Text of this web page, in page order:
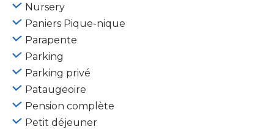
Nursery
Paniers Pique-nique
Parapente
Parking
Parking privé
Pataugeoire
Pension complète
Petit déjeuner